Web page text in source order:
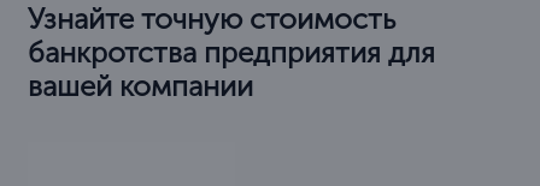
Узнайте точную стоимость
банкротства предприятия для
вашей компании